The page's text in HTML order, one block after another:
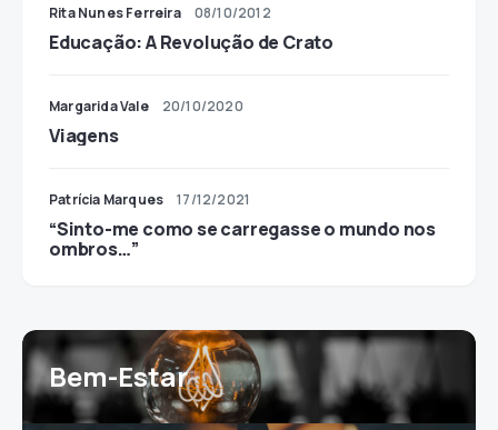
Rita Nunes Ferreira 08/10/2012
Educação: A Revolução de Crato
Margarida Vale 20/10/2020
Viagens
Patrícia Marques 17/12/2021
“Sinto-me como se carregasse o mundo nos
ombros…”
Bem-Estar